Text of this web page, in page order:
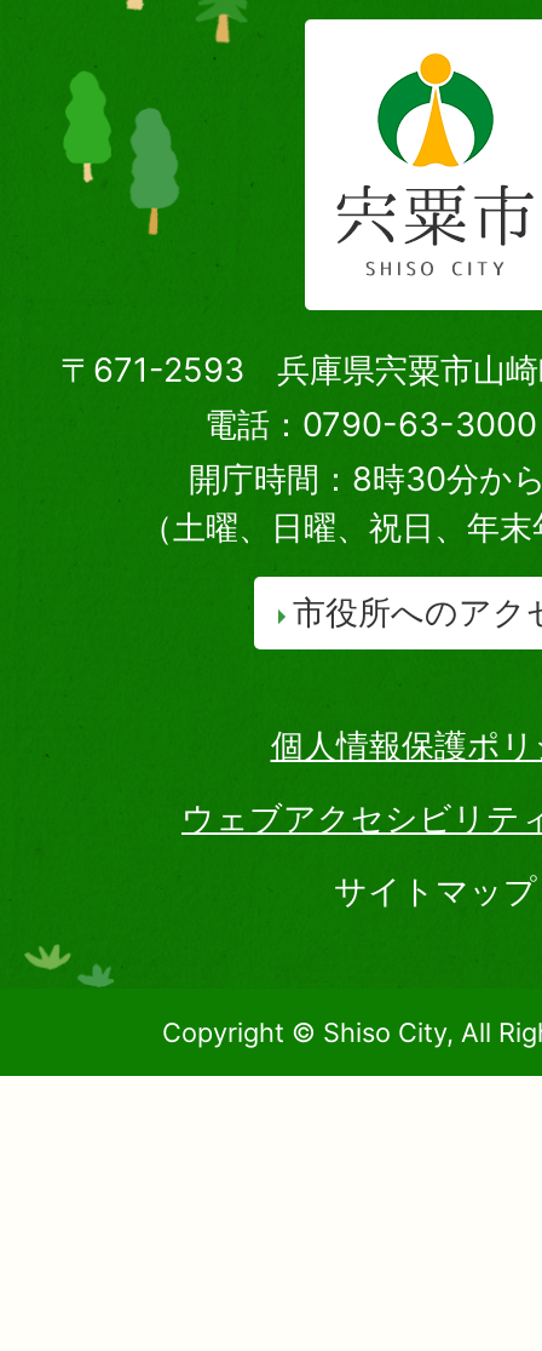
〒671-2593 兵庫県宍粟市山崎
電話：0790-63-3000
開庁時間：8時30分か
（土曜、日曜、祝日、年
市役所へのアク
個人情報保護ポ
ウェブアクセシビリテ
サイトマップ
Copyright © Shiso City, All